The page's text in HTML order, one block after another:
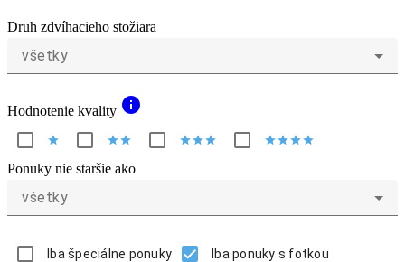
Druh zdvíhacieho stožiara
všetky
Hodnotenie kvality info
star starstar starstarstar starstarstarstar
Ponuky nie staršie ako
všetky
Iba špeciálne ponuky Iba ponuky s fotkou